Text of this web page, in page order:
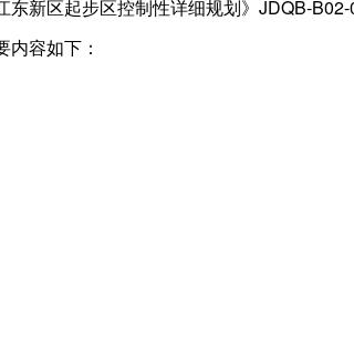
新区起步区控制性详细规划》JDQB-
容如下：